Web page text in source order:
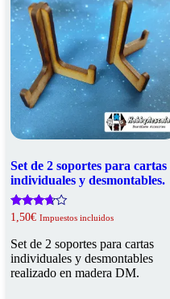
Set de 2 soportes para cartas
individuales y desmontables.
Valorado
con
3.50
de 5
1,50€ Impuestos incluidos
Set de 2 soportes para cartas
individuales y desmontables
realizado en madera DM.